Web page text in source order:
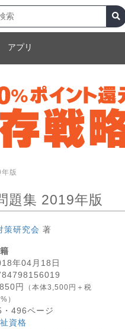
アプリ
版
題集 2019年版
策研究会 著
年04月18日
円
（本体3,500円＋税
）
496ページ
資格